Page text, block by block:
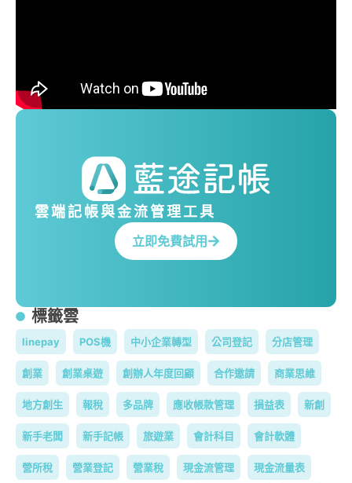
雲端記帳與金流管理工具
立即免費試用
標籤雲
linepay POS機 中小企業轉型 公司登記 分店管理
創業 創業桌遊 創辦人年度回顧 合作邀請 商業思維
地方創生 報稅 多品牌 應收帳款管理 損益表 新創
新手老闆 新手記帳 旅遊業 會計科目 會計軟體
營所稅 營業登記 營業稅 現金流管理 現金流量表